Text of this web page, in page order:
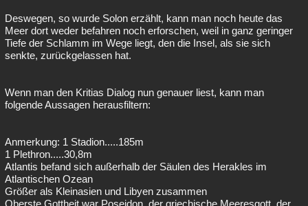
Deswegen, so wurde Solon erzählt, kann man noch heute das
Meer dort weder befahren noch erforschen, weil in ganz geringer
Tiefe der Schlamm im Wege liegt, den die Insel, als sie sich
senkte, zurückgelassen hat.
Wenn man den Kritias Dialog nun genauer liest, kann man
folgende Aussagen herausfiltern:
Anmerkung: 1 Stadion.....185m
1 Plethron.....30,8m
Atlantis befand sich außerhalb der Säulen des Herakles im
Atlantischen Ozean
Größer als Kleinasien und Libyen zusammen
Oberste Gottheit war Poseidon, der griechische Meeresgott, der